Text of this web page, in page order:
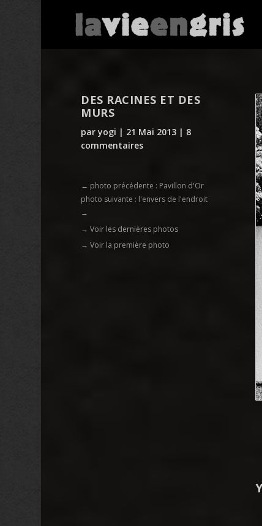
DES RACINES ET DES
MURS
paryogi | 21 Mai 2013 | 8
commentaires
← photo précédente : Pavillon d'Or
photo suivante : l'envers de l'endroit
→
→ Voir les dernières photos
→ Voir la première photo